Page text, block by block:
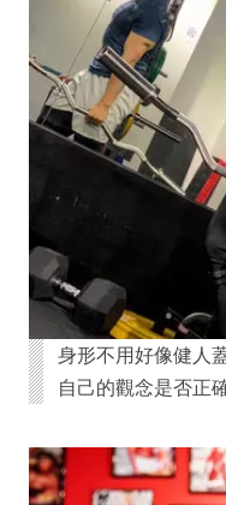
身形不用好像健人
自己的觀念是否正確